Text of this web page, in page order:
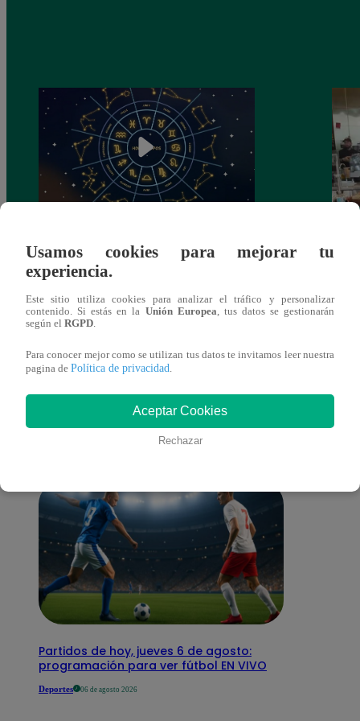
irá en el amor y trabajo, según la IA?
con
También te puede
interesar
Partidos de hoy, jueves 6 de agosto:
programación para ver fútbol EN VIVO
Deportes 06 de agosto 2026
Usamos cookies para mejorar tu
experiencia.
Este sitio utiliza cookies para analizar el tráfico y personalizar
contenido. Si estás en la Unión Europea , tus datos se gestionarán
según el RGPD
Para conocer mejor como se utilizan tus datos te invitamos leer nuestra
pagina de Política de privacidad
Aceptar Cookies
Rechazar